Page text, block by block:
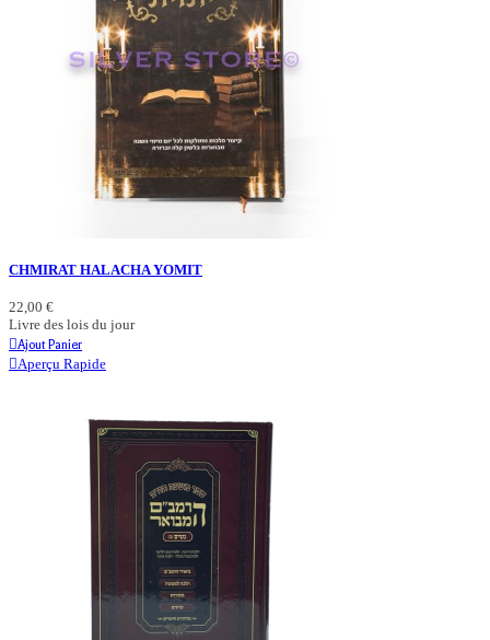
CHMIRAT HALACHA YOMIT
22,00 €
Livre des lois du jour
Ajout Panier
Aperçu Rapide